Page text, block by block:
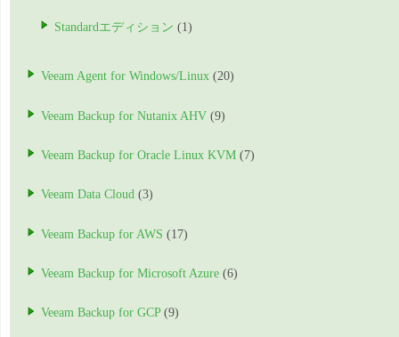
Standardエディション (1)
Veeam Agent for Windows/Linux (20)
Veeam Backup for Nutanix AHV (9)
Veeam Backup for Oracle Linux KVM (7)
Veeam Data Cloud (3)
Veeam Backup for AWS (17)
Veeam Backup for Microsoft Azure (6)
Veeam Backup for GCP(9)